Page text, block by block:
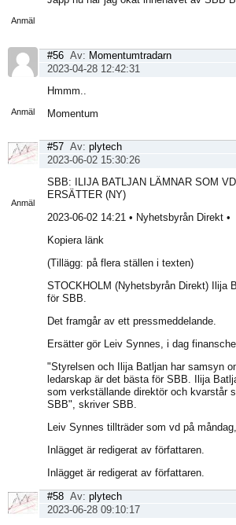
Anmäl
Anmäl
#56 Av: Momentumtradarn
2023-04-28 12:42:31
Hmmm..
Momentum
Anmäl
#57 Av: plytech
2023-06-02 15:30:26
SBB: ILIJA BATLJAN LÄMNAR SOM
ERSÄTTER (NY)
2023-06-02 14:21 • Nyhetsbyrån Direkt •
Kopiera länk
(Tillägg: på flera ställen i texten)
STOCKHOLM (Nyhetsbyrån Direkt) Ilija
för SBB.
Det framgår av ett pressmeddelande.
Ersätter gör Leiv Synnes, i dag
"Styrelsen och Ilija Batljan har samsyn
ledarskap är det bästa för SBB. Ilija
som verkställande direktör och kvarstår
SBB", skriver SBB.
Leiv Synnes tillträder som vd på
Inlägget är redigerat av författaren.
Inlägget är redigerat av författaren.
#58 Av: plytech
2023-06-28 09:10:17